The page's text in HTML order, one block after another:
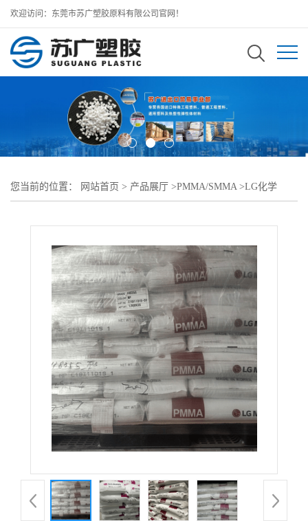
欢迎访问：东莞市苏广塑胶原料有限公司官网！
您当前的位置： 网站首页 > 产品展厅 >PMMA/SMMA >LG化学